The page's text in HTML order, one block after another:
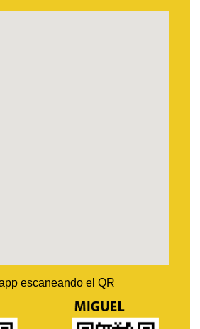
escaneando el QR